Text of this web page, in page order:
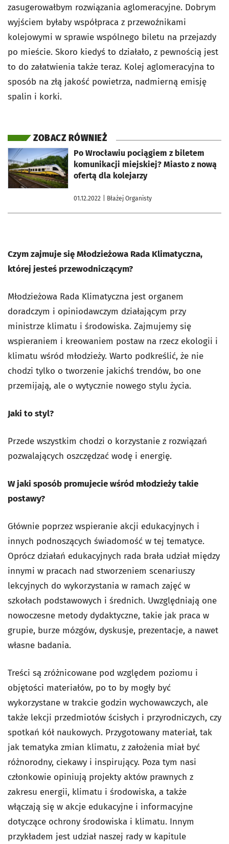
zasugerowałbym rozwiązania aglomeracyjne. Dobrym
wyjściem byłaby współpraca z przewoźnikami
kolejowymi w sprawie wspólnego biletu na przejazdy
po mieście. Skoro kiedyś to działało, z pewnością jest
to do załatwienia także teraz. Kolej aglomeracyjna to
sposób na złą jakość powietrza, nadmierną emisję
spalin i korki.
ZOBACZ RÓWNIEŻ
Po Wrocławiu pociągiem z biletem
komunikacji miejskiej? Miasto z nową
ofertą dla kolejarzy
01.12.2022 | Błażej Organisty
otworzy się w nowej karcie
Czym zajmuje się Młodzieżowa Rada Klimatyczna,
której jesteś przewodniczącym?
Młodzieżowa Rada Klimatyczna jest organem
doradczym i opiniodawczym działającym przy
ministrze klimatu i środowiska. Zajmujemy się
wspieraniem i kreowaniem postaw na rzecz ekologii i
klimatu wśród młodzieży. Warto podkreślić, że nie
chodzi tylko o tworzenie jakichś trendów, bo one
przemijają, ale o wytycznie nowego stylu życia.
Jaki to styl?
Przede wszystkim chodzi o korzystanie z rozwiązań
pozwalających oszczędzać wodę i energię.
W jaki sposób promujecie wśród młodzieży takie
postawy?
Głównie poprzez wspieranie akcji edukacyjnych i
innych podnoszących świadomość w tej tematyce.
Oprócz działań edukacyjnych rada brała udział między
innymi w pracach nad stworzeniem scenariuszy
lekcyjnych do wykorzystania w ramach zajęć w
szkołach podstawowych i średnich. Uwzględniają one
nowoczesne metody dydaktyczne, takie jak praca w
grupie, burze mózgów, dyskusje, prezentacje, a nawet
własne badania.
Treści są zróżnicowane pod względem poziomu i
objętości materiałów, po to by mogły być
wykorzystane w trakcie godzin wychowawczych, ale
także lekcji przedmiotów ścisłych i przyrodniczych, czy
spotkań kół naukowych. Przygotowany materiał, tak
jak tematyka zmian klimatu, z założenia miał być
różnorodny, ciekawy i inspirujący. Poza tym nasi
członkowie opiniują projekty aktów prawnych z
zakresu energii, klimatu i środowiska, a także
włączają się w akcje edukacyjne i informacyjne
dotyczące ochrony środowiska i klimatu. Innym
przykładem jest udział naszej rady w kapitule